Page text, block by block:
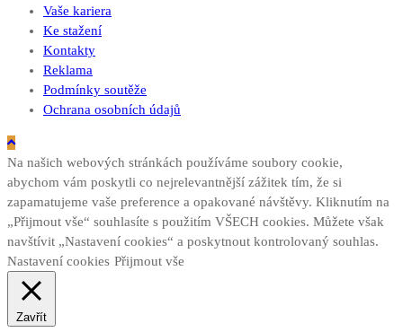
Vaše kariera
Ke stažení
Kontakty
Reklama
Podmínky soutěže
Ochrana osobních údajů
Na našich webových stránkách používáme soubory cookie,
abychom vám poskytli co nejrelevantnější zážitek tím, že si
zapamatujeme vaše preference a opakované návštěvy. Kliknutím na
„Přijmout vše“ souhlasíte s použitím VŠECH cookies. Můžete však
navštívit „Nastavení cookies“ a poskytnout kontrolovaný souhlas.
Nastavení cookies Přijmout vše
Zavřít